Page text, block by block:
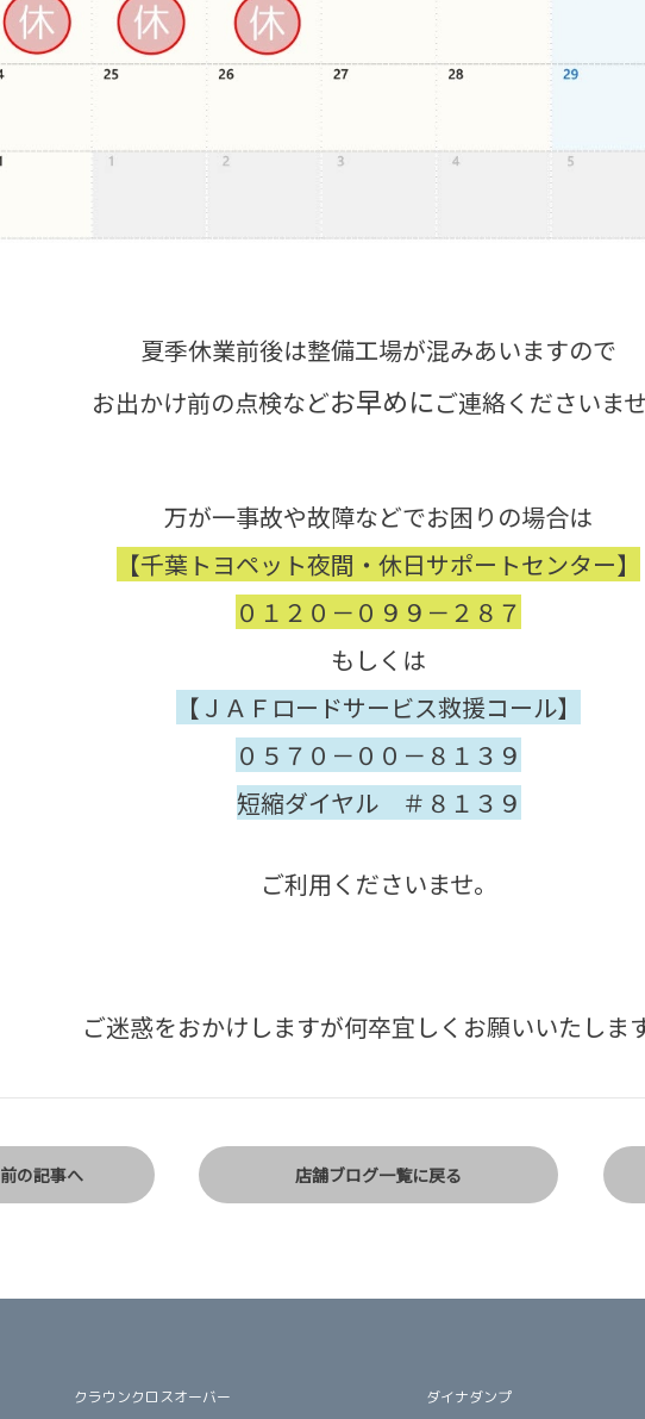
夏季休業前後は整備工場が混みあいますので
お出かけ前の点検などお早めにご連絡くださいま
万が一事故や故障などでお困りの場合は
【千葉トヨペット夜間・休日サポートセンター】
０１２０－０９９－２８７
もしくは
【ＪＡＦロードサービス救援コール】
０５７０－００－８１３９
短縮ダイヤル ＃８１３９
ご利用くださいませ。
ご迷惑をおかけしますが何卒宜しくお願いいたしま
前の記事へ 店舗ブログ一覧に戻る
クラウンクロスオーバー
ダイナダンプ